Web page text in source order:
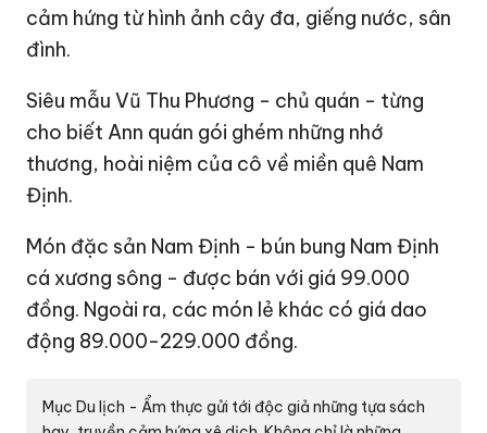
cảm hứng từ hình ảnh cây đa, giếng nước, sân
đình.
Siêu mẫu Vũ Thu Phương - chủ quán - từng
cho biết Ann quán gói ghém những nhớ
thương, hoài niệm của cô về miền quê Nam
Định.
Món đặc sản Nam Định - bún bung Nam Định
cá xương sông - được bán với giá 99.000
đồng. Ngoài ra, các món lẻ khác có giá dao
động 89.000-229.000 đồng.
Mục Du lịch - Ẩm thực gửi tới độc giả những tựa sách